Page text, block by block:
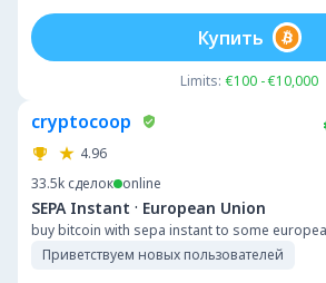
Limits: €100 - €10,000
Купить
cryptocoop
4.96
33.5k сделок online
SEPA Instant · European Union
buy bitcoin with sepa instant to some
Приветствуем новых пользователей